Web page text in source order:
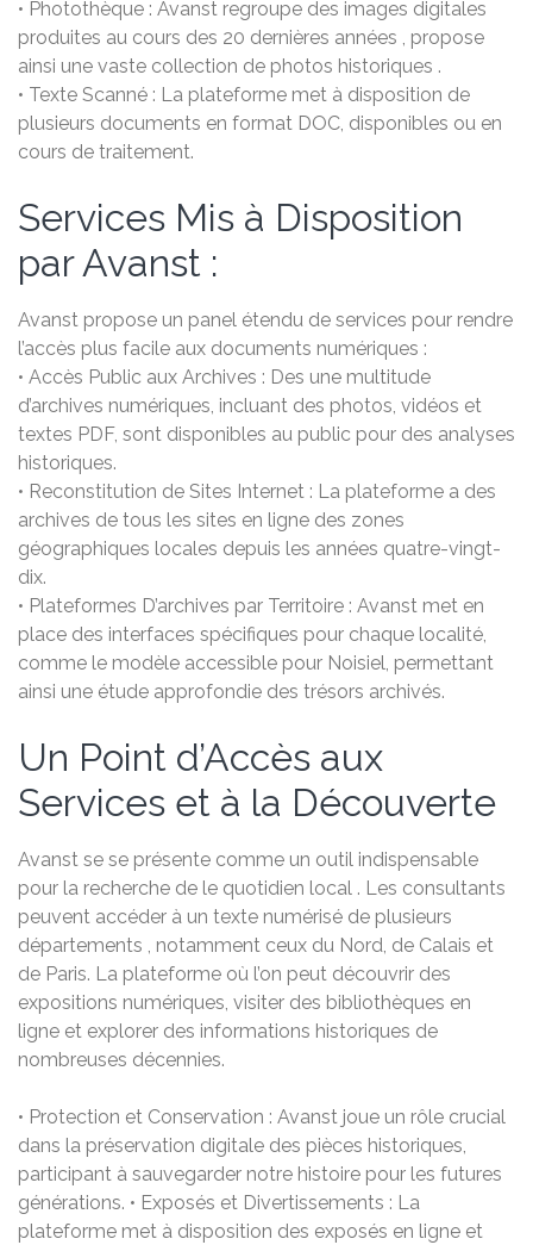
• Photothèque : Avanst regroupe des images digitales
produites au cours des 20 dernières années , propose
ainsi une vaste collection de photos historiques .
• Texte Scanné : La plateforme met à disposition de
plusieurs documents en format DOC, disponibles ou en
cours de traitement.
Services Mis à Disposition
par Avanst :
Avanst propose un panel étendu de services pour rendre
l’accès plus facile aux documents numériques :
• Accès Public aux Archives : Des une multitude
d’archives numériques, incluant des photos, vidéos et
textes PDF, sont disponibles au public pour des analyses
historiques.
• Reconstitution de Sites Internet : La plateforme a des
archives de tous les sites en ligne des zones
géographiques locales depuis les années quatre-vingt-
dix.
• Plateformes D’archives par Territoire : Avanst met en
place des interfaces spécifiques pour chaque localité,
comme le modèle accessible pour Noisiel, permettant
ainsi une étude approfondie des trésors archivés.
Un Point d’Accès aux
Services et à la Découverte
Avanst se se présente comme un outil indispensable
pour la recherche de le quotidien local . Les consultants
peuvent accéder à un texte numérisé de plusieurs
départements , notamment ceux du Nord, de Calais et
de Paris. La plateforme où l’on peut découvrir des
expositions numériques, visiter des bibliothèques en
ligne et explorer des informations historiques de
nombreuses décennies.
• Protection et Conservation : Avanst joue un rôle crucial
dans la préservation digitale des pièces historiques,
participant à sauvegarder notre histoire pour les futures
générations. • Exposés et Divertissements : La
plateforme met à disposition des exposés en ligne et